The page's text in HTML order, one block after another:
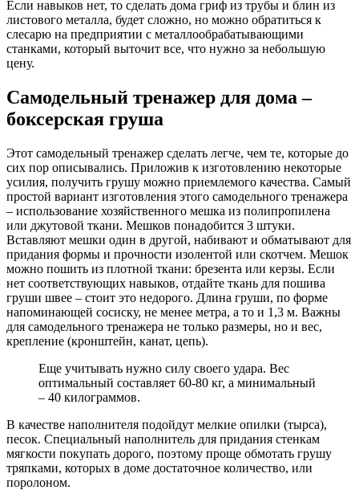
Если навыков нет, то сделать дома гриф из трубы и блин из
листового металла, будет сложно, но можно обратиться к
слесарю на предприятии с металлообрабатывающими
станками, который выточит все, что нужно за небольшую
цену.
Самодельный тренажер для дома –
боксерская груша
Этот самодельный тренажер сделать легче, чем те, которые до
сих пор описывались. Приложив к изготовлению некоторые
усилия, получить грушу можно приемлемого качества. Самый
простой вариант изготовления этого самодельного тренажера
– использование хозяйственного мешка из полипропилена
или джутовой ткани. Мешков понадобится 3 штуки.
Вставляют мешки один в другой, набивают и обматывают для
придания формы и прочности изолентой или скотчем. Мешок
можно пошить из плотной ткани: брезента или керзы. Если
нет соответствующих навыков, отдайте ткань для пошива
груши швее – стоит это недорого. Длина груши, по форме
напоминающей сосиску, не менее метра, а то и 1,3 м. Важны
для самодельного тренажера не только размеры, но и вес,
крепление (кронштейн, канат, цепь).
Еще учитывать нужно силу своего удара. Вес
оптимальный составляет 60-80 кг, а минимальный
– 40 килограммов.
В качестве наполнителя подойдут мелкие опилки (тырса),
песок. Специальный наполнитель для придания стенкам
мягкости покупать дорого, поэтому проще обмотать грушу
тряпками, которых в доме достаточное количество, или
поролоном.